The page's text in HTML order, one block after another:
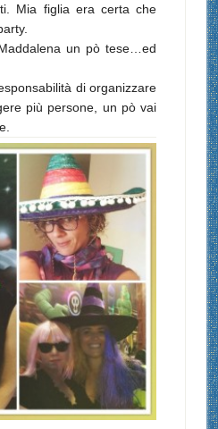
Mia figlia era certa che
un pò tese…ed
di organizzare
più persone, un pò vai